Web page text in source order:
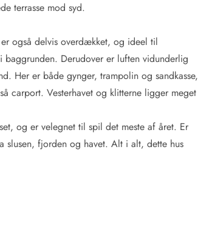
terrasse mod syd.
også delvis overdækket, og ideel til
baggrunden. Derudover er luften vidunderlig
Her er både gynger, trampolin og sandkasse,
carport. Vesterhavet og klitterne ligger meget
og er velegnet til spil det meste af året. Er
slusen, fjorden og havet. Alt i alt, dette hus